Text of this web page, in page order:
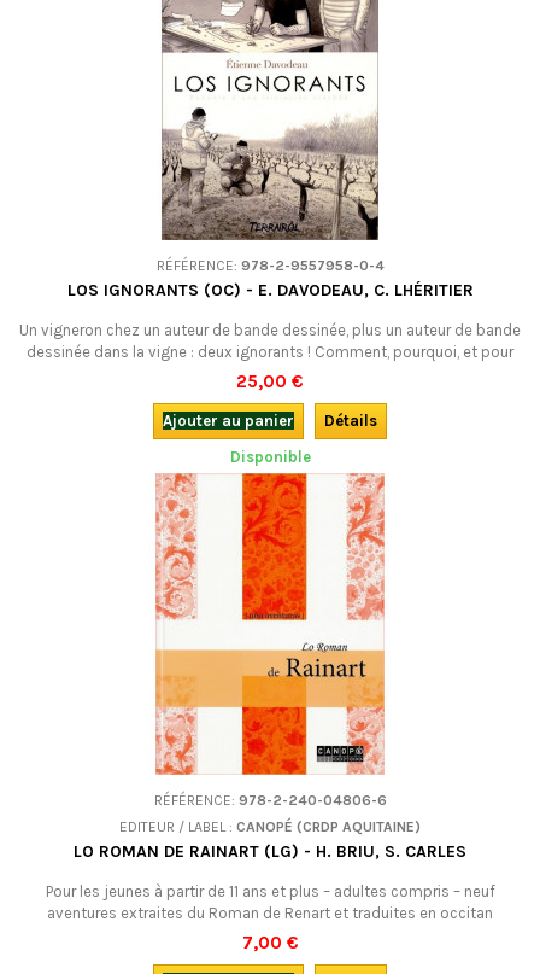
RÉFÉRENCE: 978-2-9557958-0-4
LOS IGNORANTS (OC) - E. DAVODEAU, C. LHÉRITIER
Un vigneron chez un auteur de bande dessinée, plus un auteur de bande
dessinée dans la vigne : deux ignorants ! Comment, pourquoi, et pour
qui faire des livres ou du vin ? Les réponses à ces questions forment le
récit vivant et joyeux d'une initiation croisée. Nous vous proposons ici
la version occitane de ce réjouissant roman graphique. ATTENTION :...
25,00 €
Ajouter au panier
Détails
Disponible
RÉFÉRENCE: 978-2-240-04806-6
EDITEUR / LABEL : CANOPÉ (CRDP AQUITAINE)
LO ROMAN DE RAINART (LG) - H. BRIU, S. CARLES
Pour les jeunes à partir de 11 ans et plus – adultes compris – neuf
aventures extraites du Roman de Renart et traduites en occitan
(languedocien). De quoi découvrir ou redécouvrir cette grande oeuvre
patrimoniale de l'Europe dans ses liens avec le monde des
7,00 €